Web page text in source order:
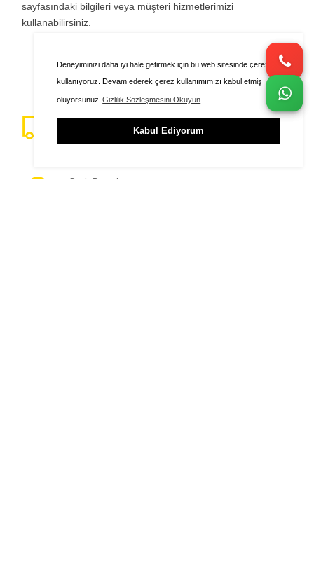
Deneyiminizi daha iyi hale getirmek için bu web sitesinde çerezleri
kullanıyoruz. Devam ederek çerez kullanımımızı kabul etmiş
oluyorsunuz Gizlilik Sözleşmesini Okuyun
Kabul Ediyorum
sayfasındaki bilgileri veya müşteri hizmetlerimizi
kullanabilirsiniz.
Hızlı Kargo
Siparişinizin Ardından Anında Kargo
Canlı Destek